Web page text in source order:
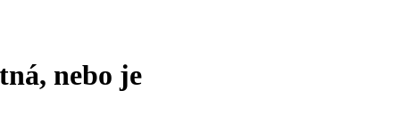
nebo je